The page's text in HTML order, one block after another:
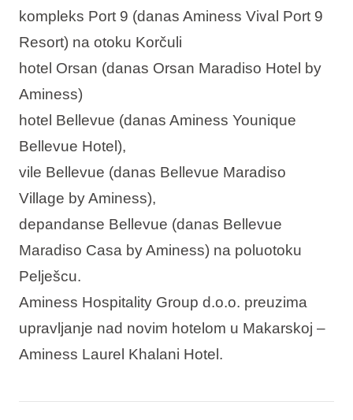
kompleks Port 9 (danas Aminess Vival Port 9
Resort) na otoku Korčuli
hotel Orsan (danas Orsan Maradiso Hotel by
Aminess)
hotel Bellevue (danas Aminess Younique
Bellevue Hotel),
vile Bellevue (danas Bellevue Maradiso
Village by Aminess),
depandanse Bellevue (danas Bellevue
Maradiso Casa by Aminess) na poluotoku
Pelješcu.
Aminess Hospitality Group d.o.o. preuzima
upravljanje nad novim hotelom u Makarskoj –
Aminess Laurel Khalani Hotel.